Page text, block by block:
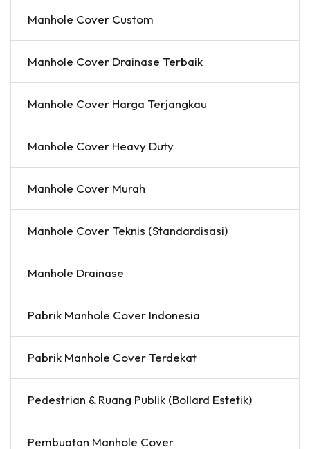
Manhole Cover Custom
Manhole Cover Drainase Terbaik
Manhole Cover Harga Terjangkau
Manhole Cover Heavy Duty
Manhole Cover Murah
Manhole Cover Teknis (Standardisasi)
Manhole Drainase
Pabrik Manhole Cover Indonesia
Pabrik Manhole Cover Terdekat
Pedestrian & Ruang Publik (Bollard Estetik)
Pembuatan Manhole Cover